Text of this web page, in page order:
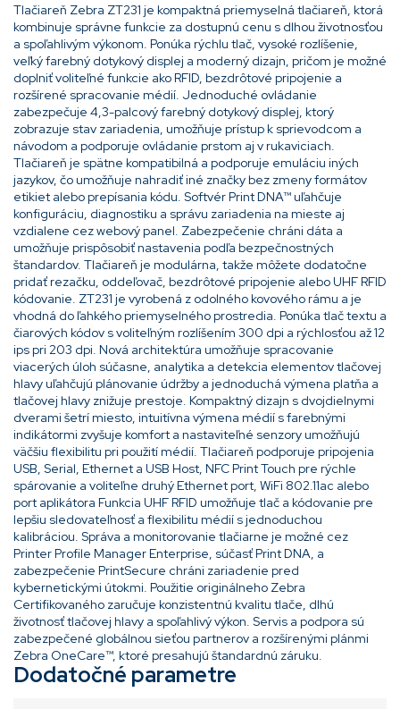
Tlačiareň Zebra ZT231 je kompaktná priemyselná tlačiareň, ktorá
kombinuje správne funkcie za dostupnú cenu s dlhou životnosťou
a spoľahlivým výkonom. Ponúka rýchlu tlač, vysoké rozlíšenie,
veľký farebný dotykový displej a moderný dizajn, pričom je možné
doplniť voliteľné funkcie ako RFID, bezdrôtové pripojenie a
rozšírené spracovanie médií. Jednoduché ovládanie
zabezpečuje 4,3-palcový farebný dotykový displej, ktorý
zobrazuje stav zariadenia, umožňuje prístup k sprievodcom a
návodom a podporuje ovládanie prstom aj v rukaviciach.
Tlačiareň je spätne kompatibilná a podporuje emuláciu iných
jazykov, čo umožňuje nahradiť iné značky bez zmeny formátov
etikiet alebo prepísania kódu. Softvér Print DNA™ uľahčuje
konfiguráciu, diagnostiku a správu zariadenia na mieste aj
vzdialene cez webový panel. Zabezpečenie chráni dáta a
umožňuje prispôsobiť nastavenia podľa bezpečnostných
štandardov. Tlačiareň je modulárna, takže môžete dodatočne
pridať rezačku, oddeľovač, bezdrôtové pripojenie alebo UHF RFID
kódovanie. ZT231 je vyrobená z odolného kovového rámu a je
vhodná do ľahkého priemyselného prostredia. Ponúka tlač textu a
čiarových kódov s voliteľným rozlíšením 300 dpi a rýchlosťou až 12
ips pri 203 dpi. Nová architektúra umožňuje spracovanie
viacerých úloh súčasne, analytika a detekcia elementov tlačovej
hlavy uľahčujú plánovanie údržby a jednoduchá výmena platňa a
tlačovej hlavy znižuje prestoje. Kompaktný dizajn s dvojdielnymi
dverami šetrí miesto, intuitívna výmena médií s farebnými
indikátormi zvyšuje komfort a nastaviteľné senzory umožňujú
väčšiu flexibilitu pri použití médií. Tlačiareň podporuje pripojenia
USB, Serial, Ethernet a USB Host, NFC Print Touch pre rýchle
spárovanie a voliteľne druhý Ethernet port, WiFi 802.11ac alebo
port aplikátora Funkcia UHF RFID umožňuje tlač a kódovanie pre
lepšiu sledovateľnosť a flexibilitu médií s jednoduchou
kalibráciou. Správa a monitorovanie tlačiarne je možné cez
Printer Profile Manager Enterprise, súčasť Print DNA, a
zabezpečenie PrintSecure chráni zariadenie pred
kybernetickými útokmi. Použitie originálneho Zebra
Certifikovaného zaručuje konzistentnú kvalitu tlače, dlhú
životnosť tlačovej hlavy a spoľahlivý výkon. Servis a podpora sú
zabezpečené globálnou sieťou partnerov a rozšírenými plánmi
Zebra OneCare™, ktoré presahujú štandardnú záruku.
Dodatočné parametre